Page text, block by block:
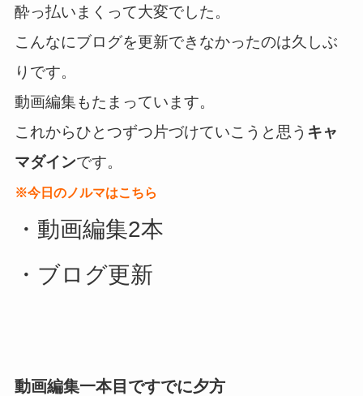
酔っ払いまくって大変でした。
こんなにブログを更新できなかったのは久しぶ
りです。
動画編集もたまっています。
これからひとつずつ片づけていこうと思う キャ
マダインです。
※今日のノルマはこちら
・動画編集2本
・ブログ更新
動画編集一本目ですでに夕方